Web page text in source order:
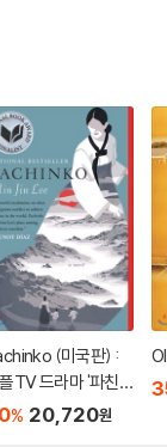
(미국판) :
TV 드라마 '파친
원작소설
% 20,720원